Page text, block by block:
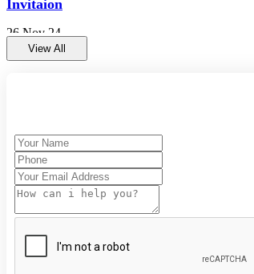
HIGH SCHOOL AND HIGHER
gwalior
View All